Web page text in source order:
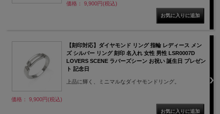
価格： 9,900円(税込)
【刻印対応】ダイヤモンド リング 指輪 レディース メン
ズ シルバー リング 刻印 名入れ 女性 男性 LSR0007D
LOVERS SCENE ラバーズシーン お祝い 誕生日 プレゼン
ト 記念日
上品に輝く、ミニマルなダイヤモンドリング。
価格： 9,900円(税込)